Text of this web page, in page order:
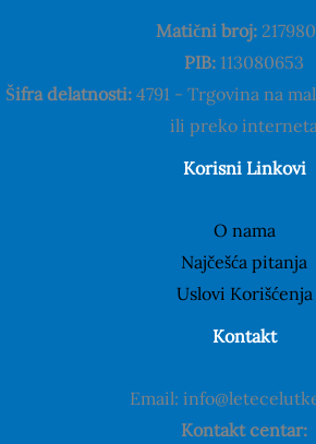
Matični broj:
PIB: 113080653
Šifra delatnosti: 4791 - Trgovina na
ili preko interneta
Korisni Linkovi
O nama
Najčešća pitanja
Uslovi Korišćenja
Kontakt
Email:
Kontakt centar: